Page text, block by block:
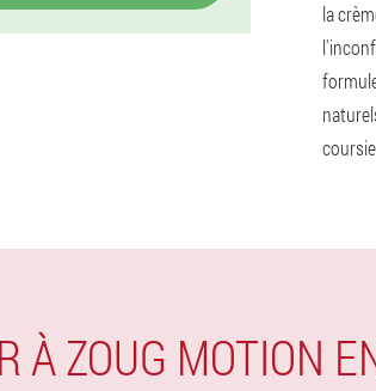
la
À ZOUG MOTION